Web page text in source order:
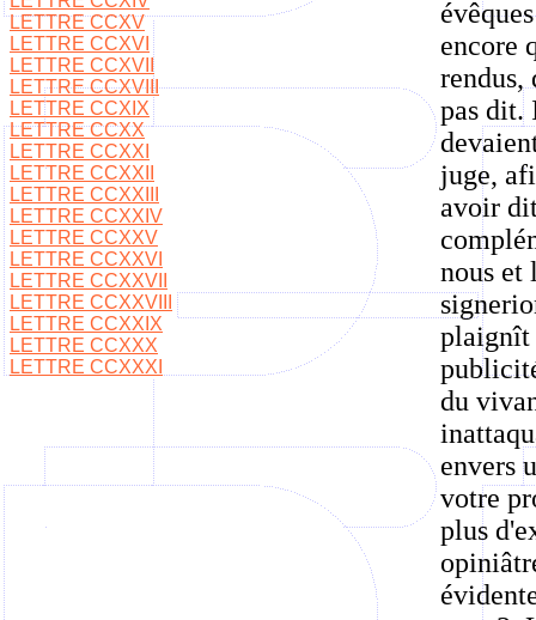
LETTRE CCXV
LETTRE CCXVI
LETTRE CCXVII
LETTRE CCXVIII
LETTRE CCXIX
LETTRE CCXX
LETTRE CCXXI
LETTRE CCXXII
LETTRE CCXXIII
LETTRE CCXXIV
LETTRE CCXXV
LETTRE CCXXVI
LETTRE CCXXVII
LETTRE CCXXVIII
LETTRE CCXXIX
LETTRE CCXXX
LETTRE CCXXXI
encore
rendus,
pas dit.
juge,
avoir
nous et
plaignît
du
envers
votre
plus